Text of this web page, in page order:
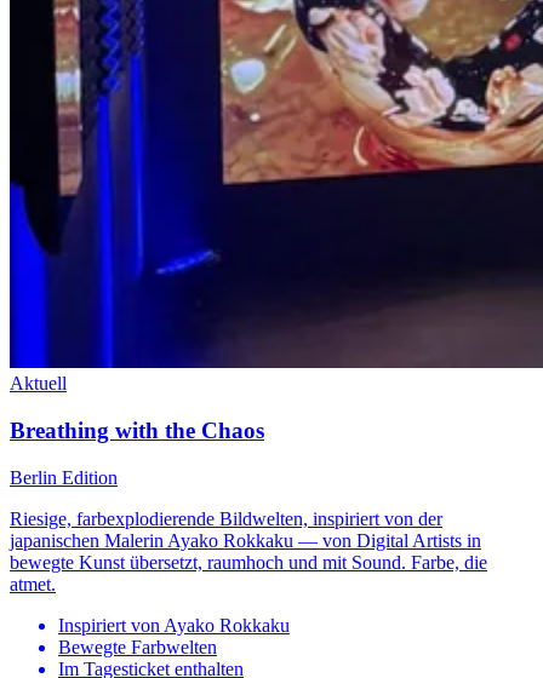
Aktuell
Breathing with the Chaos
Berlin Edition
Riesige, farbexplodierende Bildwelten, inspiriert von der
japanischen Malerin Ayako Rokkaku — von Digital Artists in
bewegte Kunst übersetzt, raumhoch und mit Sound. Farbe, die
atmet.
Inspiriert von Ayako Rokkaku
Bewegte Farbwelten
Im Tagesticket enthalten